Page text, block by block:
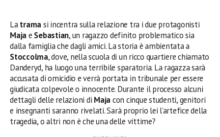
Latramasi incentra sulla relazione tra i due protagonisti
Majae Sebastian, un ragazzo definito problematico sia
dalla famiglia che dagli amici. La storia è ambientata a
Stoccolma, dove, nella scuola di un ricco quartiere chiamato
Danderyd, ha luogo una terribile sparatoria. La ragazza sarà
accusata di omicidio e verrà portata in tribunale per essere
giudicata colpevole o innocente. Durante il processo alcuni
dettagli delle relazioni di Majacon cinque studenti, genitori
e insegnanti saranno rivelati. Sarà proprio lei l’artefice della
tragedia, o altri non è che una delle vittime?